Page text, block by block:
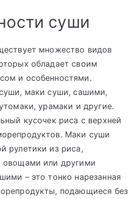
суши
множество видов
обладает своим
и особенностями.
маки суши, сашими,
урамаки и другие.
кусочек риса с верхней
Маки суши
рулетики из риса,
овощами или другими
– это тонко нарезанная
подающиеся без